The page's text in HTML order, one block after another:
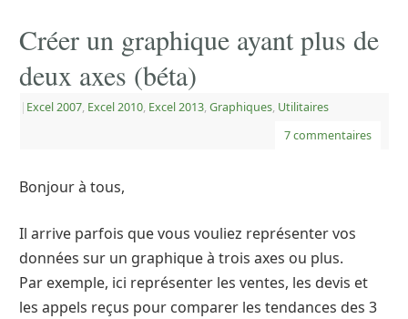
Créer un graphique ayant plus de
deux axes (béta)
| Excel 2007, Excel 2010, Excel 2013, Graphiques, Utilitaires
7 commentaires
Bonjour à tous,
Il arrive parfois que vous vouliez représenter vos
données sur un graphique à trois axes ou plus.
Par exemple, ici représenter les ventes, les devis et
les appels reçus pour comparer les tendances des 3